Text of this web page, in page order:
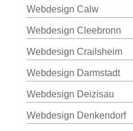
Webdesign Calw
Webdesign Cleebronn
Webdesign Crailsheim
Webdesign Darmstadt
Webdesign Deizisau
Webdesign Denkendorf